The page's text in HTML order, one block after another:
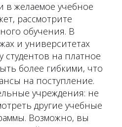
в желаемое учебное
рассмотрите
обучения. В
и университетах
студентов на платное
более гибкими, что
на поступление.
учреждения: не
другие учебные
Возможно, вы